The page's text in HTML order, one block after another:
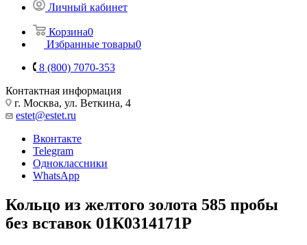
Личный кабинет
Корзина0
Избранные товары0
8 (800) 7070-353
Контактная информация
г. Москва, ул. Веткина, 4
estet@estet.ru
Вконтакте
Telegram
Одноклассники
WhatsApp
Кольцо из желтого золота 585 пробы
без вставок 01К0314171Р